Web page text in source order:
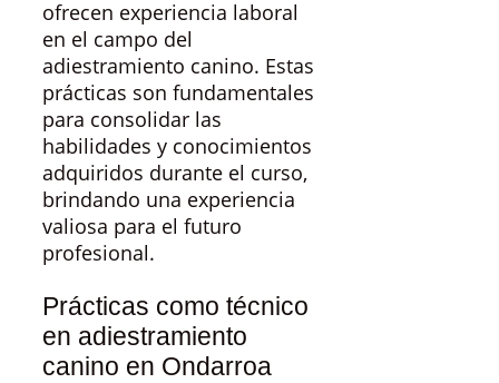
ofrecen experiencia laboral
en el campo del
adiestramiento canino. Estas
prácticas son fundamentales
para consolidar las
habilidades y conocimientos
adquiridos durante el curso,
brindando una experiencia
valiosa para el futuro
profesional.
Prácticas como técnico
en adiestramiento
canino en Ondarroa